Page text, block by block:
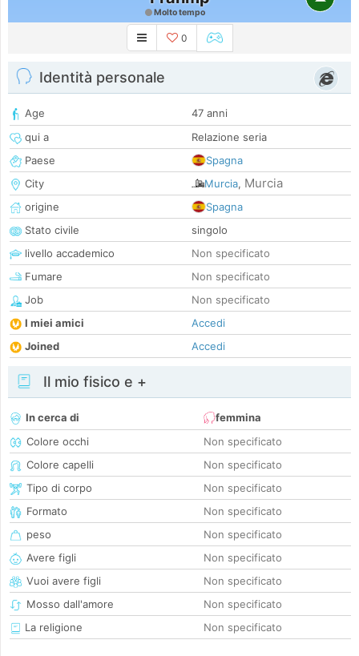
Molto tempo
0
Identità personale
Age
47 anni
qui a
Relazione seria
Paese
Spagna
City
Murcia, Murcia
origine
Spagna
Stato civile
singolo
livello accademico
Non specificato
Fumare
Non specificato
Job
Non specificato
I miei amici
Accedi
Joined
Accedi
Il mio fisico e +
In cerca di
femmina
Colore occhi
Non specificato
Colore capelli
Non specificato
Tipo di corpo
Non specificato
Formato
Non specificato
peso
Non specificato
Avere figli
Non specificato
Vuoi avere figli
Non specificato
Mosso dall'amore
Non specificato
La religione
Non specificato